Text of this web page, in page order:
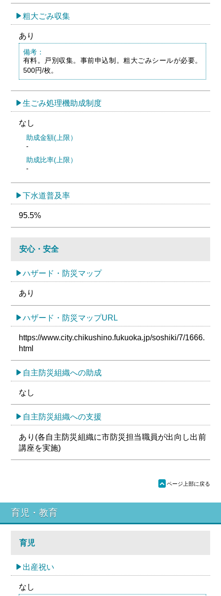
粗大ごみ収集
あり
備考：
有料。戸別収集。事前申込制。粗大ごみシールが必要。
500円/枚。
生ごみ処理機助成制度
なし
助成金額(上限）
-
助成比率(上限）
-
下水道普及率
95.5%
安心・安全
ハザード・防災マップ
あり
ハザード・防災マップURL
https://www.city.chikushino.fukuoka.jp/soshiki/7/1666.
html
自主防災組織への助成
なし
自主防災組織への支援
あり(各自主防災組織に市防災担当職員が出向し出前
講座を実施)
ü ページ上部に戻る
育児・教育
育児
出産祝い
なし